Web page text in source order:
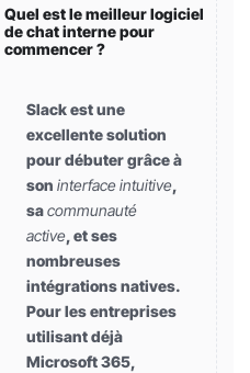
Quel est le meilleur logiciel
de chat interne pour
commencer ?
Slack est une
excellente solution
pour débuter grâce à
son interface intuitive,
sacommunauté
active, et ses
nombreuses
intégrations natives.
Pour les entreprises
utilisant déjà
Microsoft 365,